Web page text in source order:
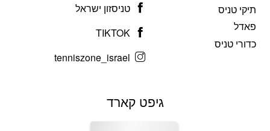
תיקי טניס
פאדל
כדורי טניס
טניסזון ישראל
TIKTOK
tenniszone_israel
גיפט קארד